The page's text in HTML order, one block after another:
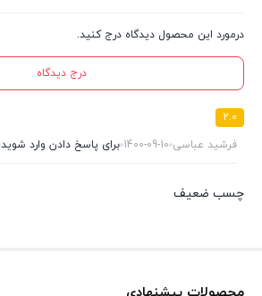
درمورد این محصول دیدگاه درج کنید.
درج دیدگاه
2.0
فرشید عباسی 1400-09-10 برای پاسخ دادن وارد شوید
چسب ضعیف